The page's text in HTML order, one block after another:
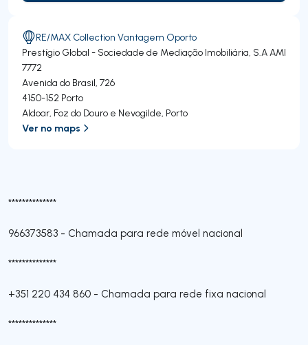
**************
966373583 - Chamada para rede móvel nacional
**************
+351 220 434 860 - Chamada para rede fixa nacional
**************
RE/MAX Collection Vantagem Oporto
Prestígio Global - Sociedade de Mediação Imobiliária, S.AAMI
7772
Avenida do Brasil, 726
4150-152 Porto
Aldoar, Foz do Douro e Nevogilde, Porto
Ver no maps